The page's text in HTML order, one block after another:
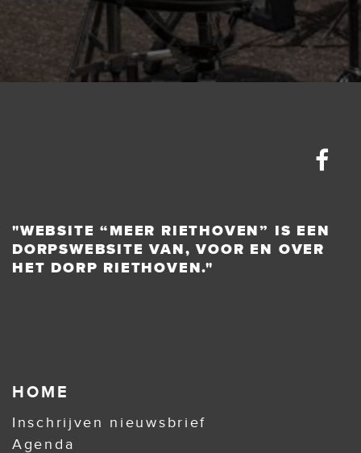
"WEBSITE “MEER RIETHOVEN” IS EEN
DORPSWEBSITE VAN, VOOR EN OVER
HET DORP RIETHOVEN."
HOME
Inschrijven nieuwsbrief
Agenda